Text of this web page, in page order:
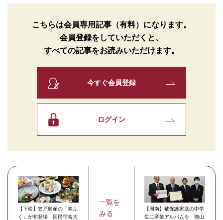
こちらは会員専用記事（有料）になります。
会員登録をしていただくと、
すべての記事をお読みいただけます。
今すぐ会員登録
ログイン
【下松】笠戸島産の「幸ふ
く」が初登場 国民宿舎大
一覧を
みる
【周南】被保護家庭の中学
生に卒業アルバムを 徳山